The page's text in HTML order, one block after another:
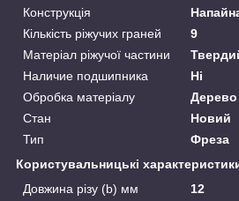
Конструкція
Кількість ріжучих граней
9
Матеріал ріжучої частини
Наличие подшипника
Ні
Обробка матеріалу
Дерево
Стан
Новий
Тип
Фреза
Користувальницькі
Довжина різу (b) мм
12